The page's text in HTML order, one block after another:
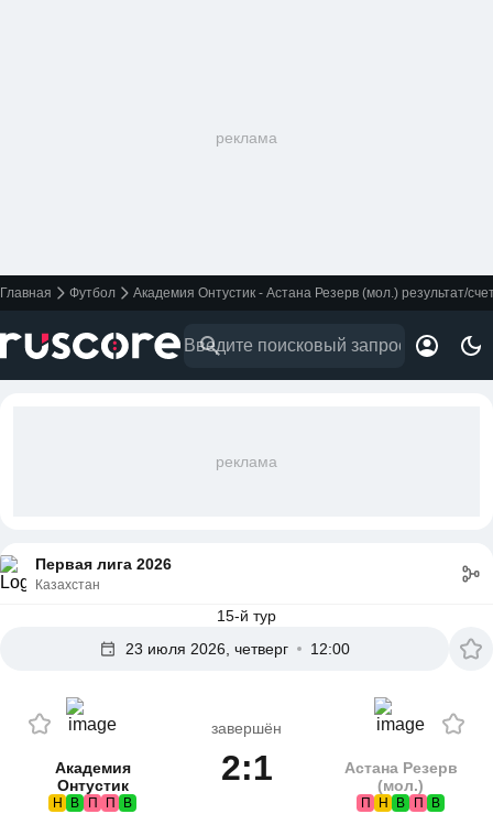
реклама
Главная Футбол Академия Онтустик - Астана Резерв (мол.) результат/
реклама
Первая лига 2026
Казахстан
15-й тур
23 июля 2026, четверг
12:00
Академия
Онтустик
Н В П П В
завершён
2:1
Астана Резерв
(мол.)
П Н В П В